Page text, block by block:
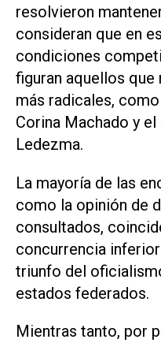
resolvieron
consideran que en
condiciones
figuran aquellos
más radicales,
Corina Machado y
Ledezma.
La mayoría de las
como la opinión de
consultados,
concurrencia
triunfo del
estados federados.
Mientras tanto, por